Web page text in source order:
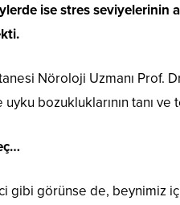
ise stres seviyelerinin
Nöroloji Uzmanı Prof.
bozukluklarının tanı
gibi görünse de, beynimiz